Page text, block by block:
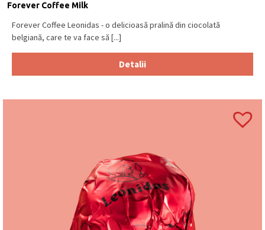
Forever Coffee Milk
Forever Coffee Leonidas - o delicioasă pralină din ciocolată
belgiană, care te va face să [...]
Detalii